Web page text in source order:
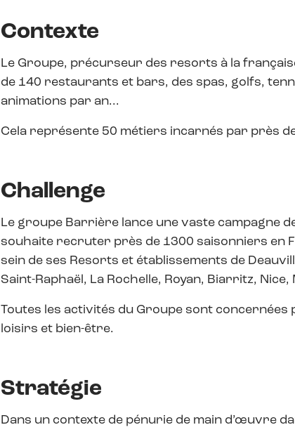
Contexte
Le Groupe, précurseur des resorts à la
de 140 restaurants et bars, des spas, golfs,
animations par an...
Cela représente 50 métiers incarnés par près
Challenge
Le groupe Barrière lance une vaste campagne
souhaite recruter près de 1300 saisonniers en
sein de ses Resorts et établissements de
Saint-Raphaël, La Rochelle, Royan, Biarritz,
Toutes les activités du Groupe sont
loisirs et bien-être.
Stratégie
Dans un contexte de pénurie de main d’œuvre